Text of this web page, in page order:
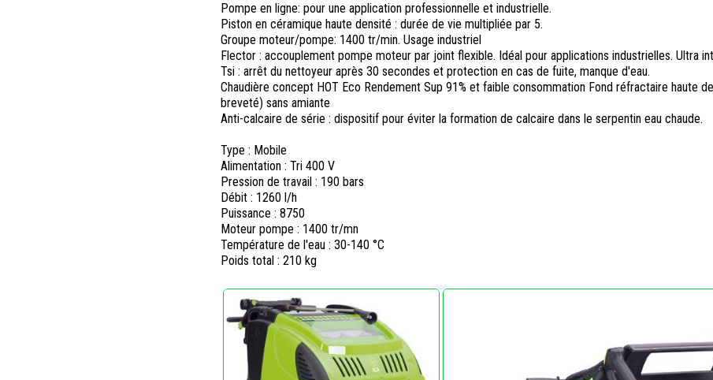
Pompe en ligne: pour une application professionnelle et industrielle.
Piston en céramique haute densité : durée de vie multipliée par 5.
Groupe moteur/pompe: 1400 tr/min. Usage industriel
Flector : accouplement pompe moteur par joint flexible. Idéal pour applications industrielles. Ultra
Tsi : arrêt du nettoyeur après 30 secondes et protection en cas de fuite, manque d'eau.
Chaudière concept HOT Eco Rendement Sup 91% et faible consommation Fond réfractaire haute
breveté) sans amiante
Anti-calcaire de série : dispositif pour éviter la formation de calcaire dans le serpentin eau chaude.
Type : Mobile
Alimentation : Tri 400 V
Pression de travail : 190 bars
Débit : 1260 l/h
Puissance : 8750
Moteur pompe : 1400 tr/mn
Température de l'eau : 30-140 °C
Poids total : 210 kg